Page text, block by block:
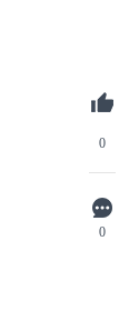
0
0